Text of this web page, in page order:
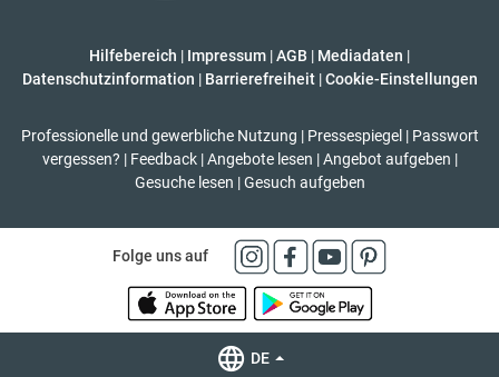
Hilfebereich | Impressum |AGB | Mediadaten |
Datenschutzinformation | Barrierefreiheit | Cookie-Einstellungen
Professionelle und gewerbliche Nutzung | Pressespiegel | Passwort
vergessen? | Feedback | Angebote lesen | Angebot aufgeben |
Gesuche lesen | Gesuch aufgeben
Folge uns auf
DE